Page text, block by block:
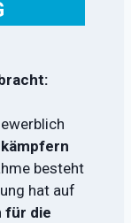
besteht
hat auf
für die